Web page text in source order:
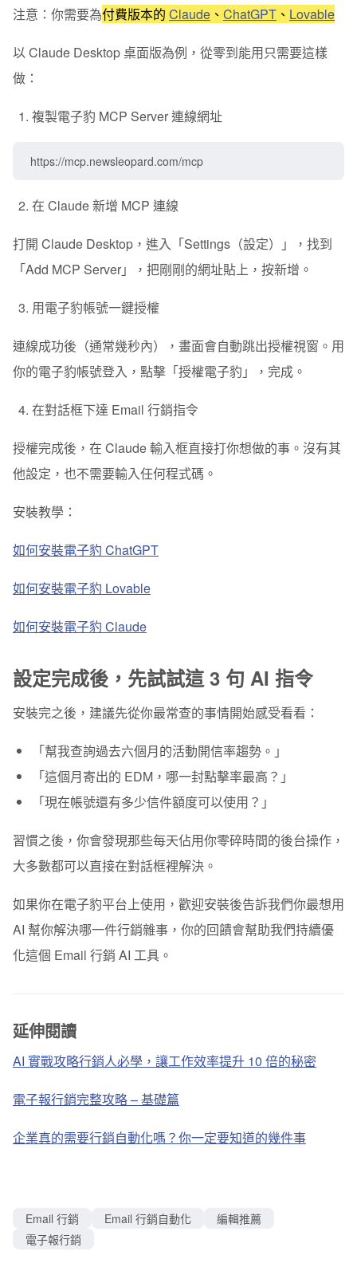
注意：你需要為付費版本的 Claude 、 ChatGPT 、 Lovable
以Claude Desktop 桌面版為例，從零到能用只需要這樣
做：
複製電子豹 MCP Server 連線網址
https://mcp.newsleopard.com/mcp
在 Claude 新增 MCP 連線
打開 Claude Desktop，進入「Settings（設定）」，找到
「Add MCP Server」，把剛剛的網址貼上，按新增。
用電子豹帳號一鍵授權
連線成功後（通常幾秒內），畫面會自動跳出授權視窗。用
你的電子豹帳號登入，點擊「授權電子豹」，完成。
在對話框下達 Email 行銷指令
授權完成後，在 Claude 輸入框直接打你想做的事。沒有其
他設定，也不需要輸入任何程式碼。
安裝教學：
如何安裝電子豹 ChatGPT
如何安裝電子豹 Lovable
如何安裝電子豹 Claude
設定完成後，先試試這 3 句 AI 指令
安裝完之後，建議先從你最常查的事情開始感受看看：
「幫我查詢過去六個月的活動開信率趨勢。」
「這個月寄出的 EDM，哪一封點擊率最高？」
「現在帳號還有多少信件額度可以使用？」
習慣之後，你會發現那些每天佔用你零碎時間的後台操作，
大多數都可以直接在對話框裡解決。
如果你在電子豹平台上使用，歡迎安裝後告訴我們你最想用
AI 幫你解決哪一件行銷雜事，你的回饋會幫助我們持續優
化這個 Email 行銷 AI 工具。
延伸閱讀
AI 實戰攻略行銷人必學，讓工作效率提升 10 倍的秘密
電子報行銷完整攻略 – 基礎篇
企業真的需要行銷自動化嗎？你一定要知道的幾件事
Email 行銷 Email 行銷自動化
編輯推薦
電子報行銷